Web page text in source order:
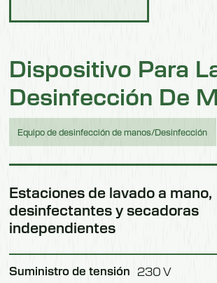
Dispositivo Para
Desinfección De
Equipo de desinfección de manos/Desinfección
Estaciones de lavado a mano,
desinfectantes y secadoras
independientes
Suministro de tensión 230 V